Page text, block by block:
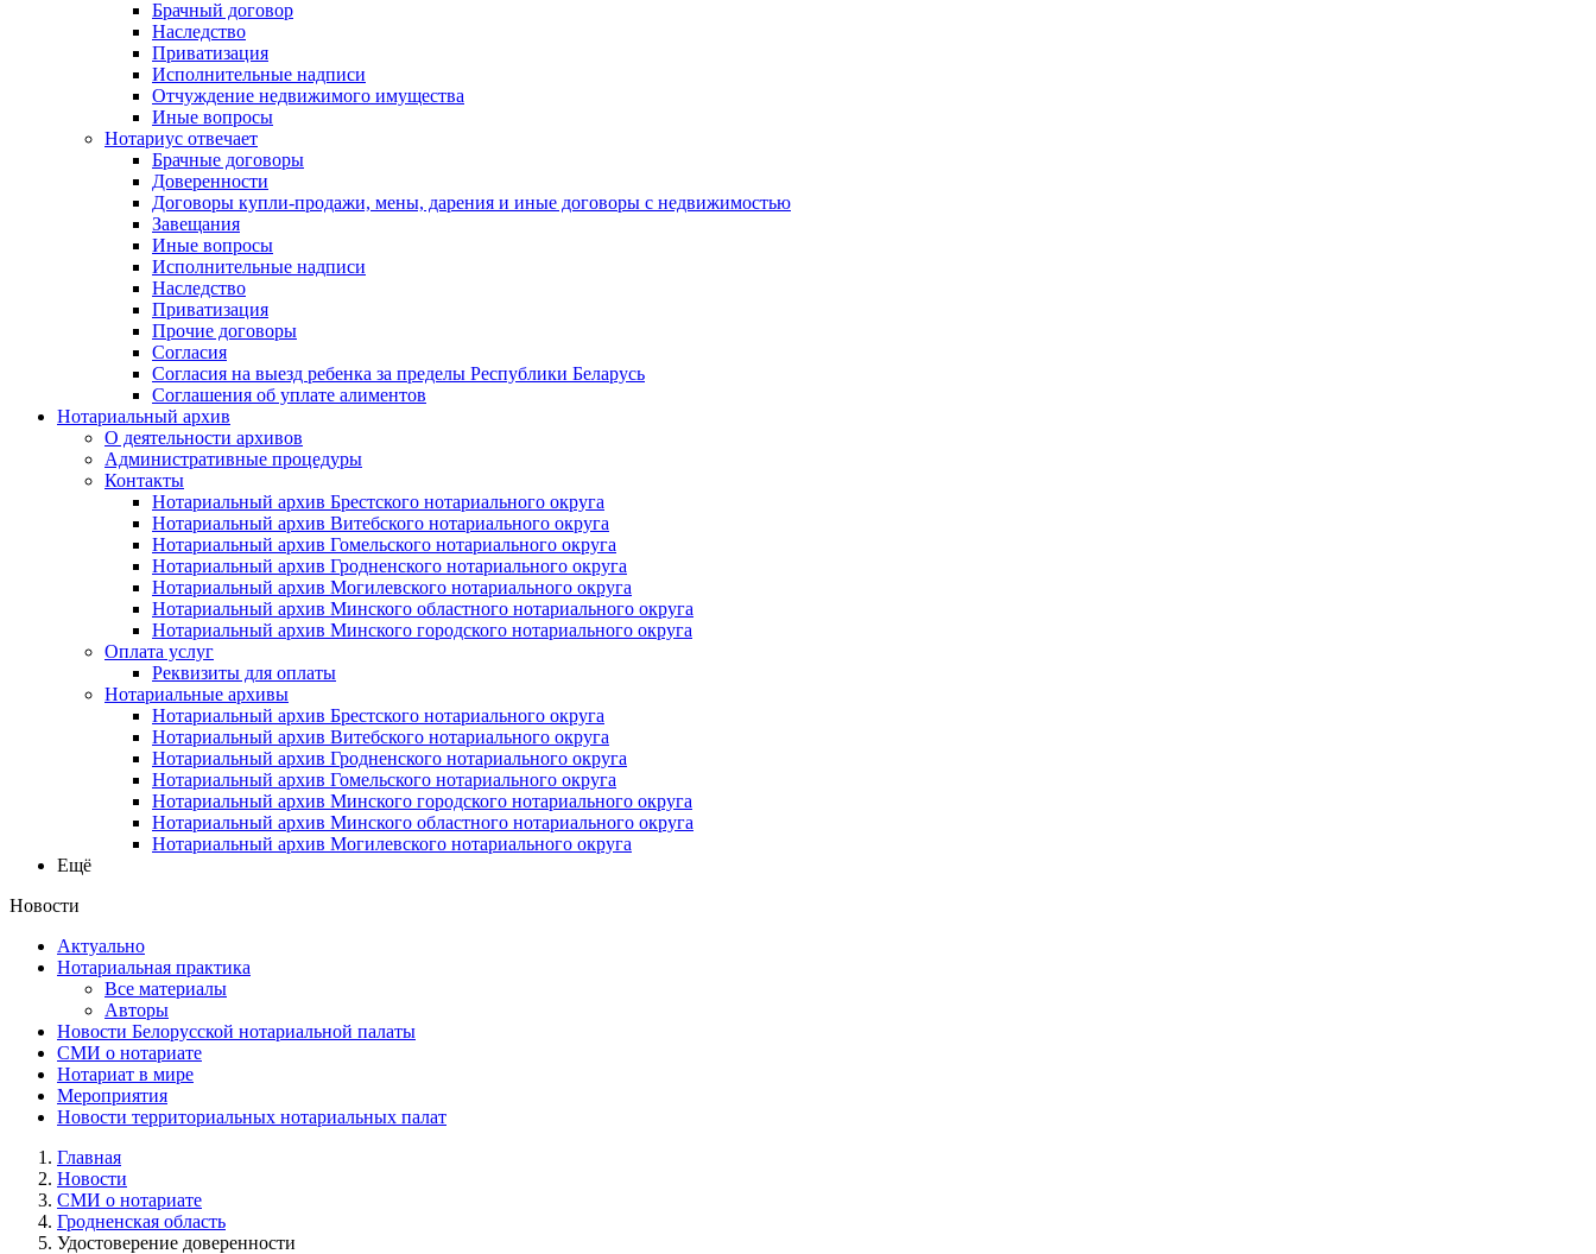
Брачный договор
Наследство
Приватизация
Исполнительные надписи
Отчуждение недвижимого имущества
Иные вопросы
Нотариус отвечает
Брачные договоры
Доверенности
Договоры купли-продажи, мены, дарения и иные договоры с недвижимостью
Завещания
Иные вопросы
Исполнительные надписи
Наследство
Приватизация
Прочие договоры
Согласия
Согласия на выезд ребенка за пределы Республики Беларусь
Соглашения об уплате алиментов
Нотариальный архив
О деятельности архивов
Административные процедуры
Контакты
Нотариальный архив Брестского нотариального округа
Нотариальный архив Витебского нотариального округа
Нотариальный архив Гомельского нотариального округа
Нотариальный архив Гродненского нотариального округа
Нотариальный архив Могилевского нотариального округа
Нотариальный архив Минского областного нотариального округа
Нотариальный архив Минского городского нотариального округа
Оплата услуг
Реквизиты для оплаты
Нотариальные архивы
Нотариальный архив Брестского нотариального округа
Нотариальный архив Витебского нотариального округа
Нотариальный архив Гродненского нотариального округа
Нотариальный архив Гомельского нотариального округа
Нотариальный архив Минского городского нотариального округа
Нотариальный архив Минского областного нотариального округа
Нотариальный архив Могилевского нотариального округа
Ещё
Новости
Актуально
Нотариальная практика
Все материалы
Авторы
Новости Белорусской нотариальной палаты
СМИ о нотариате
Нотариат в мире
Мероприятия
Новости территориальных нотариальных палат
Главная
Новости
СМИ о нотариате
Гродненская область
Удостоверение доверенности